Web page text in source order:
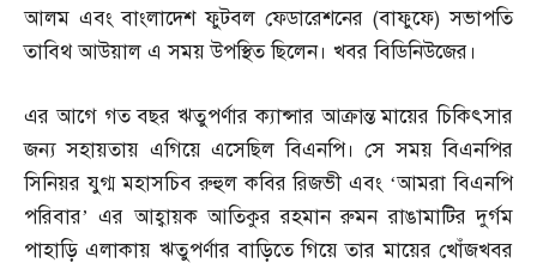
আলম এবং বাংলাদেশ ফুটবল ফেডারেশনের (বাফুফে)সভাপতি
তাবিথ আউয়াল এ সময় উপস্থিত ছিলেন। খবর বিডিনিউজের।
এর আগে গত বছর ঋতুপর্ণার ক্যান্সার আক্রান্ত মায়ের চিকিৎসার
জন্য সহায়তায় এগিয়ে এসেছিল বিএনপি। সে সময় বিএনপির
সিনিয়র যুগ্ম মহাসচিব রুহুল কবির রিজভী এবং ‘আমরা বিএনপি
পরিবার’ এর আহ্বায়ক আতিকুর রহমান রুমন রাঙামাটির দুর্গম
পাহাড়ি এলাকায় ঋতুপর্ণার বাড়িতে গিয়ে তার মায়ের খোঁজখবর